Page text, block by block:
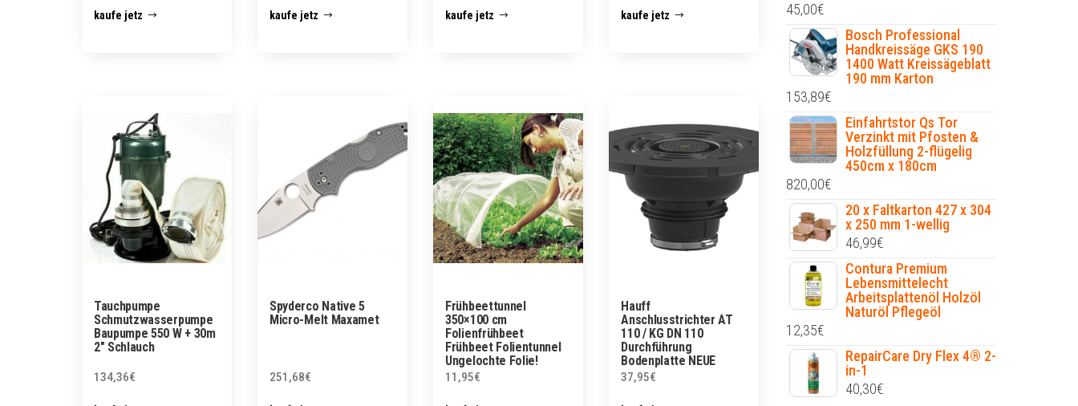
kaufe jetz kaufe jetz kaufe jetz kaufe jetz
Tauchpumpe
Schmutzwasserpumpe
Baupumpe 550 W + 30m
2″ Schlauch
134,36€
Spyderco Native 5
Micro-Melt Maxamet
251,68€
Frühbeettunnel
350×100 cm
Folienfrühbeet
Frühbeet Folientunnel
Ungelochte Folie!
11,95€
Hauff
Anschlusstrichter AT
110 / KG DN 110
Durchführung
Bodenplatte NEUE
Version
37,95€
45,00€
Bosch Professional
Handkreissäge GKS 190
1400 Watt Kreissägeblatt
190 mm Karton
153,89€
Einfahrtstor Qs Tor
Verzinkt mit Pfosten &
Holzfüllung 2-flügelig
450cm x 180cm
820,00€
20 x Faltkarton 427 x 304
x 250 mm 1-wellig
46,99€
Contura Premium
Lebensmittelecht
Arbeitsplattenöl Holzöl
Naturöl Pflegeöl
12,35€
RepairCare Dry Flex 4® 2-
in-1
40,30€